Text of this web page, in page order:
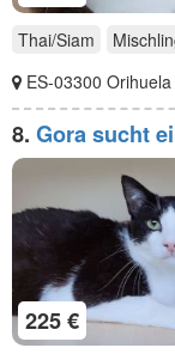
Thai/Siam
ES-03300 Orihuela
8. Gora sucht
Katzenkumpels
225 €